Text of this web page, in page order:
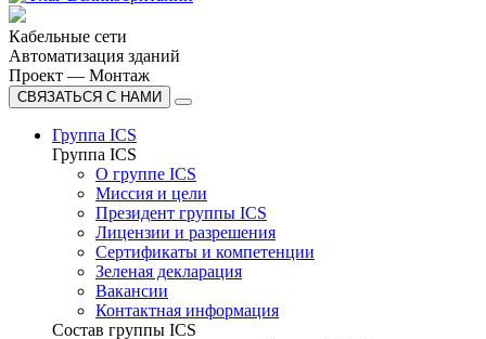
Кабельные сети
Автоматизация зданий
Проект — Монтаж
СВЯЗАТЬСЯ С НАМИ
Группа ICS
Группа ICS
О группе ICS
Миссия и цели
Президент группы ICS
Лицензии и разрешения
Сертификаты и компетенции
Зеленая декларация
Вакансии
Контактная информация
Состав группы ICS